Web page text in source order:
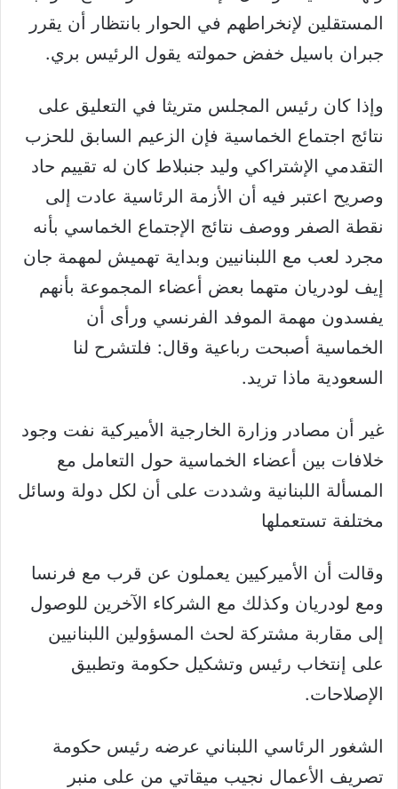
المستقلين لإنخراطهم في الحوار بانتظار أن يقرر
جبران باسيل خفض حمولته يقول الرئيس بري.
وإذا كان رئيس المجلس متريثا في التعليق على
نتائج اجتماع الخماسية فإن الزعيم السابق للحزب
التقدمي الإشتراكي وليد جنبلاط كان له تقييم حاد
وصريح اعتبر فيه أن الأزمة الرئاسية عادت إلى
نقطة الصفر ووصف نتائج الإجتماع الخماسي بأنه
مجرد لعب مع اللبنانيين وبداية تهميش لمهمة جان
إيف لودريان متهما بعض أعضاء المجموعة بأنهم
يفسدون مهمة الموفد الفرنسي ورأى أن
الخماسية أصبحت رباعية وقال: فلتشرح لنا
السعودية ماذا تريد.
غير أن مصادر وزارة الخارجية الأميركية نفت وجود
خلافات بين أعضاء الخماسية حول التعامل مع
المسألة اللبنانية وشددت على أن لكل دولة وسائل
مختلفة تستعملها
وقالت أن الأميركيين يعملون عن قرب مع فرنسا
ومع لودريان وكذلك مع الشركاء الآخرين للوصول
إلى مقاربة مشتركة لحث المسؤولين اللبنانيين
على إنتخاب رئيس وتشكيل حكومة وتطبيق
الإصلاحات.
الشغور الرئاسي اللبناني عرضه رئيس حكومة
تصريف الأعمال نجيب ميقاتي من على منبر